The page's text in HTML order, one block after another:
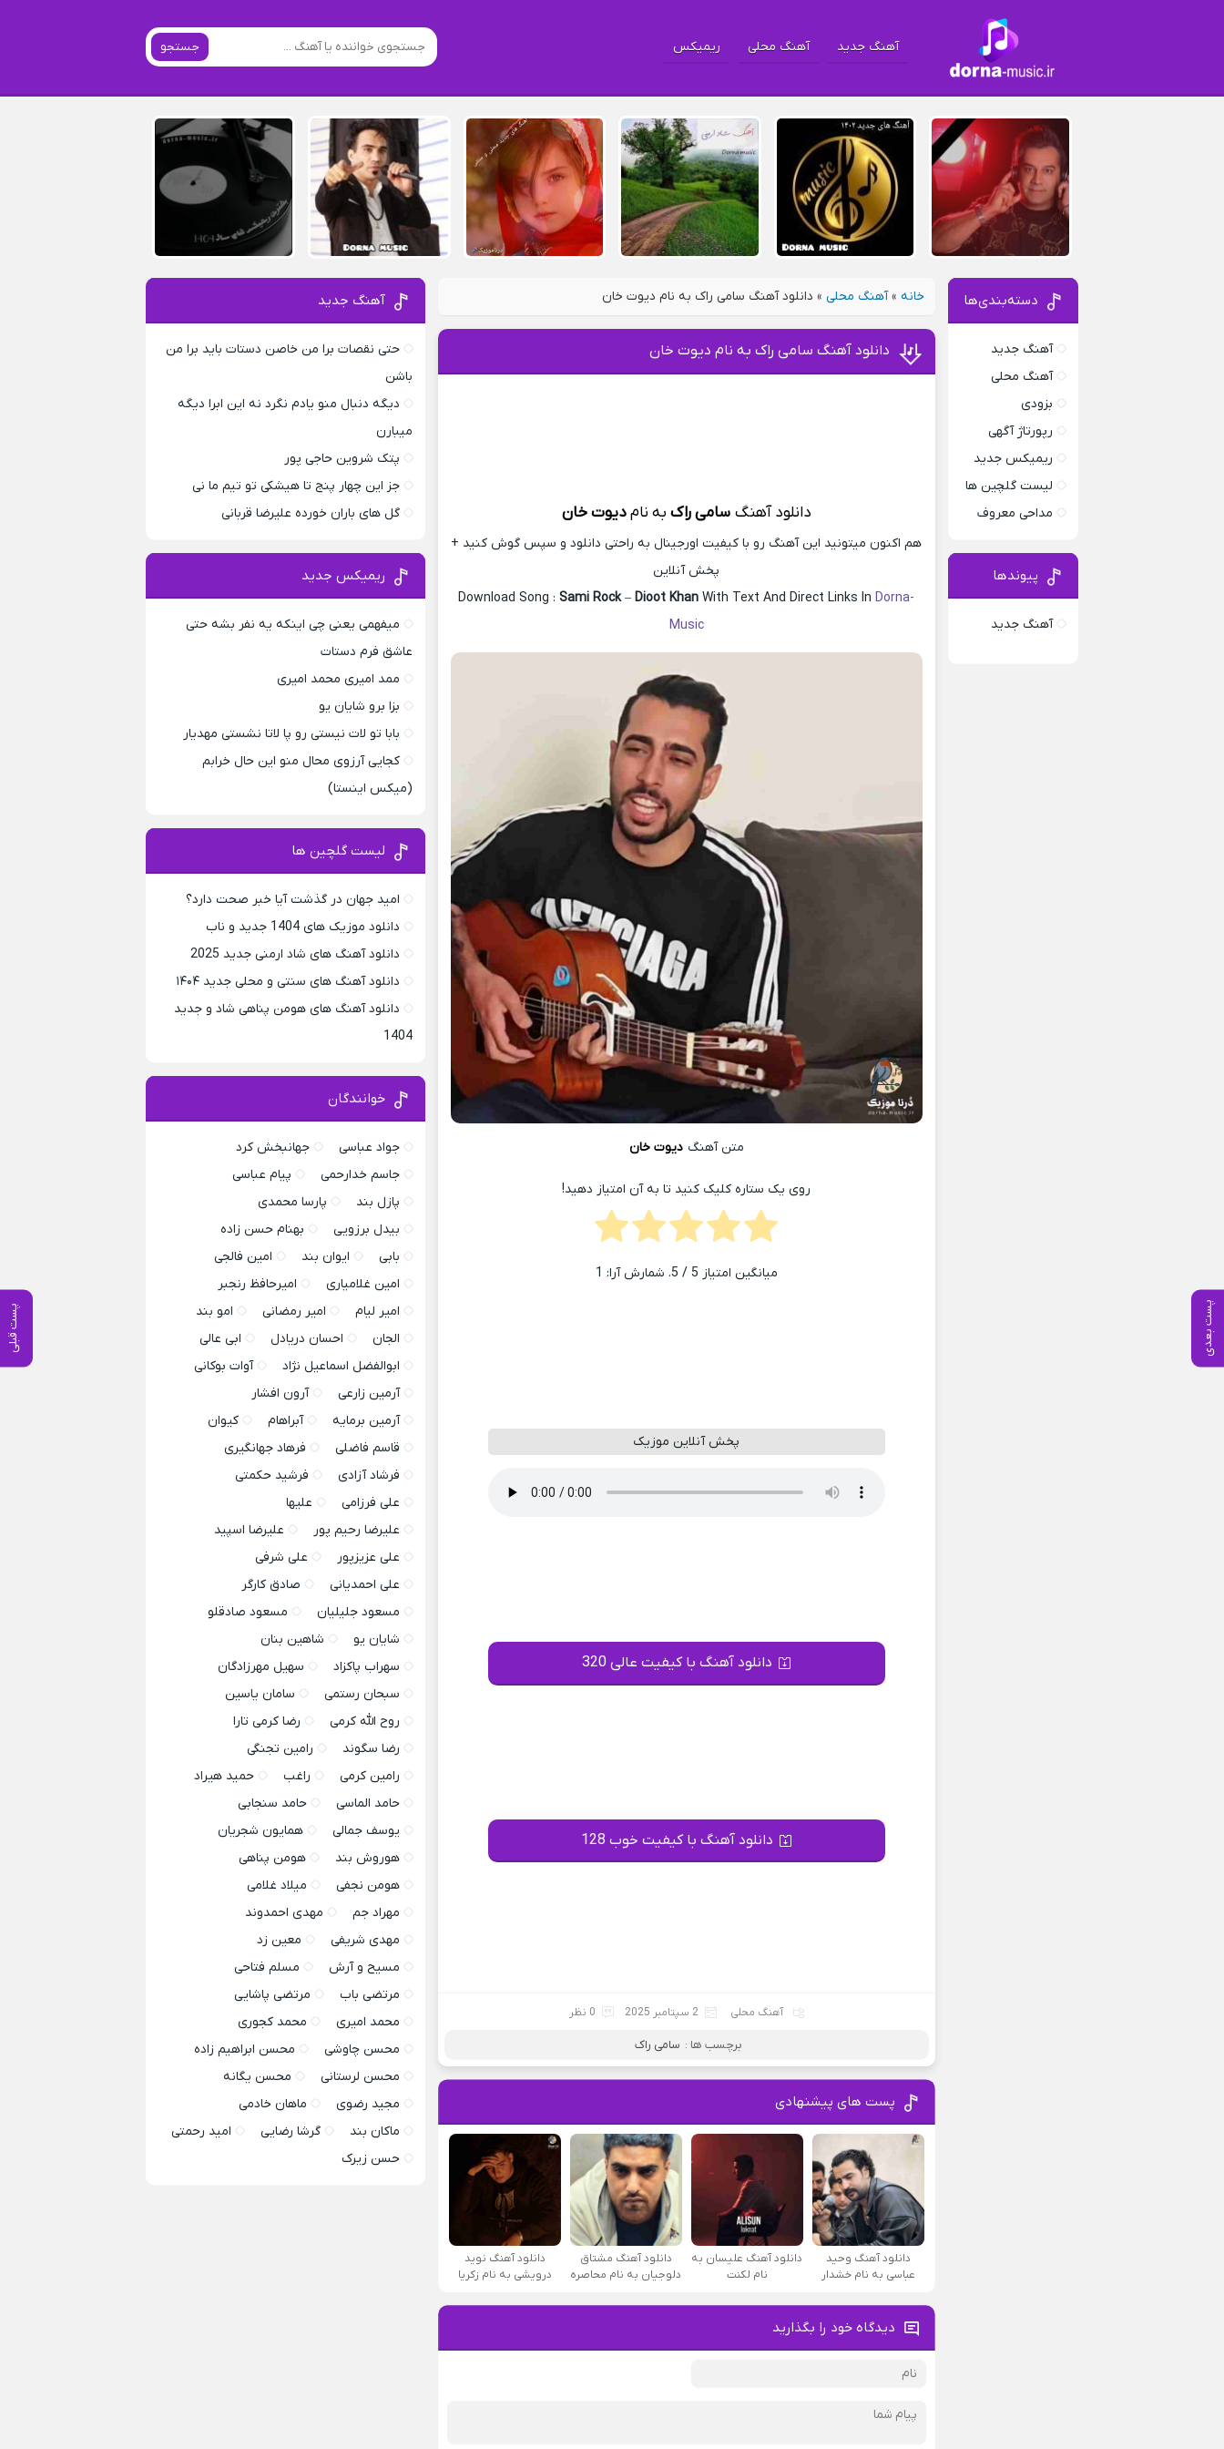
آهنگ جدید آهنگ محلی ریمیکس جستجو
خانه »آهنگ محلی » دانلود آهنگ سامی راک به نام دیوت خان
پست بعدی پست قبلی
دانلود آهنگ سامی راک به نام دیوت خان
دانلود آهنگ سامی راک به نامدیوت خان
هم اکنون میتونید این آهنگ رو با کیفیت اورجینال به راحتی دانلود و سپس گوش کنید +
پخش آنلاین
Download Song :Sami Rock–Dioot Khan With Text And Direct Links InDorna-
Music
متن آهنگ دیوت خان
روی یک ستاره کلیک کنید تا به آن امتیاز دهید!
میانگین امتیاز 5 / 5. شمارش آرا: 1
پخش آنلاین موزیک
دانلود آهنگ با کیفیت عالی 320
دانلود آهنگ با کیفیت خوب 128
آهنگ محلی 2 سپتامبر 2025 0 نظر
برچسب ها : سامی راک
پست های پیشنهادی
دانلود آهنگ وحید
عباسی به نام خشدار
دانلود آهنگ علیسان به
نام لکنت
دانلود آهنگ مشتاق
دلوجیان به نام محاصره
دانلود آهنگ نوید
درویشی به نام زکریا
دیدگاه خود را بگذارید
دسته‌بندی‌ها
آهنگ جدید
آهنگ محلی
بزودی
رپورتاژ آگهی
ریمیکس جدید
لیست گلچین ها
مداحی معروف
پیوندها
آهنگ جدید
آهنگ جدید
حتی نقصات برا من خاصن دستات باید برا من
باشن
دیگه دنبال منو یادم نگرد نه این ابرا دیگه
میبارن
پتک شروین حاجی پور
جز این چهار پنج تا هیشکی تو تیم ما نی
گل های باران خورده علیرضا قربانی
ریمیکس جدید
میفهمی یعنی چی اینکه یه نفر بشه حتی
عاشق فرم دستات
ممد امیری محمد امیری
بزا برو شایان یو
بابا تو لات نیستی رو پا لاتا نشستی مهدیار
کجایی آرزوی محال منو این حال خرابم
(میکس اینستا)
لیست گلچین ها
امید جهان در گذشت آیا خبر صحت دارد؟
دانلود موزیک های 1404 جدید و ناب
دانلود آهنگ های شاد ارمنی جدید 2025
دانلود آهنگ های سنتی و محلی جدید ۱۴۰۴
دانلود آهنگ های هومن پناهی شاد و جدید
1404
خوانندگان
جواد عباسی
جهانبخش کرد
جاسم خدارحمی
پیام عباسی
پازل بند
پارسا محمدی
بیدل برزویی
بهنام حسن زاده
بابی
ایوان بند
امین فالجی
امین غلامیاری
امیرحافظ رنجبر
امیر لیام
امیر رمضانی
امو بند
الجان
احسان دریادل
ابی عالی
ابوالفضل اسماعیل نژاد
آوات بوکانی
آرمین زارعی
آرون افشار
آرمین برمایه
آبراهام
کیوان
قاسم فاضلی
فرهاد جهانگیری
فرشاد آزادی
فرشید حکمتی
علی فرزامی
علیها
علیرضا رحیم پور
علیرضا اسپید
علی عزیزپور
علی شرفی
علی احمدیانی
صادق کارگر
مسعود جلیلیان
مسعود صادقلو
شایان یو
شاهین بنان
سهراب پاکزاد
سهیل مهرزادگان
سبحان رستمی
سامان یاسین
روح الله کرمی
رضا کرمی تارا
رضا سگوند
رامین تجنگی
رامین کرمی
راغب
حمید هیراد
حامد الماسی
حامد سنجابی
یوسف جمالی
همایون شجریان
هوروش بند
هومن پناهی
هومن نجفی
میلاد غلامی
مهراد جم
مهدی احمدوند
مهدی شریفی
معین زد
مسیح و آرش
مسلم فتاحی
مرتضی باب
مرتضی پاشایی
محمد امیری
محمد کجوری
محسن چاوشی
محسن ابراهیم زاده
محسن لرستانی
محسن یگانه
مجید رضوی
ماهان خادمی
ماکان بند
گرشا رضایی
امید رحمتی
حسن زیرک